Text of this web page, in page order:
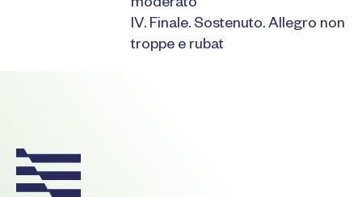
moderato
IV. Finale. Sostenuto. Allegro non
troppe e rubat